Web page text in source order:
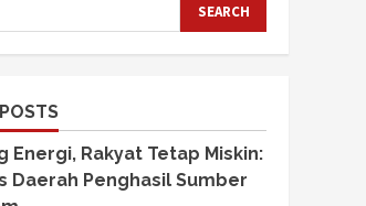
SEARCH
Energi, Rakyat Tetap Miskin:
Daerah Penghasil Sumber